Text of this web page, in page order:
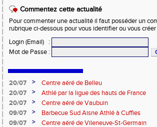
Commentez cette actualité
Pour commenter une actualité il faut posséder un
rubrique ci-dessous pour vous identifier ou vous
Login (Email)
:
Mot de Passe :
20/07 >
Centre aéré de Belleu
20/07
>
Athlé par la ligue des hauts de France
20/07
>
Centre aéré de Vaubuin
09/07
>
Barbecue Sud Aisne Athlé à Cuffies
09/07
>
Centre aéré de Vileneuve-St-Germain